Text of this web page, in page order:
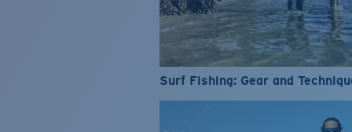
Surf Fishing: Gear and